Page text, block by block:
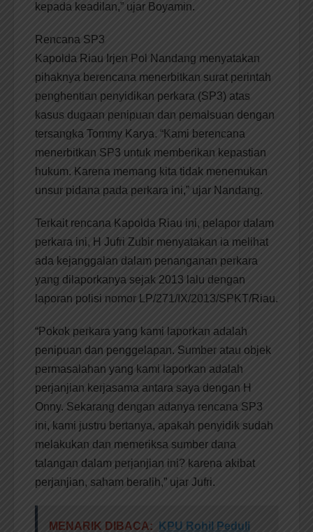
kepada keadilan,” ujar Boyamin.
Rencana SP3
Kapolda Riau Irjen Pol Nandang menyatakan
pihaknya berencana menerbitkan surat perintah
penghentian penyidikan perkara (SP3) atas
kasus dugaan penipuan dan pemalsuan dengan
tersangka Tommy Karya. “Kami berencana
menerbitkan SP3 untuk memberikan kepastian
hukum. Karena memang kita tidak menemukan
unsur pidana pada perkara ini,” ujar Nandang.
Terkait rencana Kapolda Riau ini, pelapor dalam
perkara ini, H Jufri Zubir menyatakan ia melihat
ada kejanggalan dalam penanganan perkara
yang dilaporkanya sejak 2013 lalu dengan
laporan polisi nomor LP/271/IX/2013/SPKT/Riau.
“Pokok perkara yang kami laporkan adalah
penipuan dan penggelapan. Sumber atau objek
permasalahan yang kami laporkan adalah
perjanjian kerjasama antara saya dengan H
Onny. Sekarang dengan adanya rencana SP3
ini, kami justru bertanya, apakah penyidik sudah
melakukan dan memeriksa sumber dana
talangan dalam perjanjian ini? karena akibat
perjanjian, saham beralih,” ujar Jufri.
MENARIK DIBACA: KPU Rohil Peduli